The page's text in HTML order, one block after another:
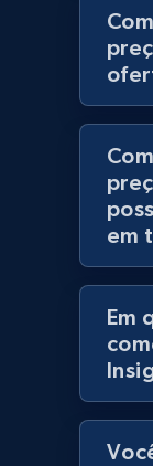
Best Buy
URL,
Currency,
1.1K+
Best Buy
products
URL,
em
Em